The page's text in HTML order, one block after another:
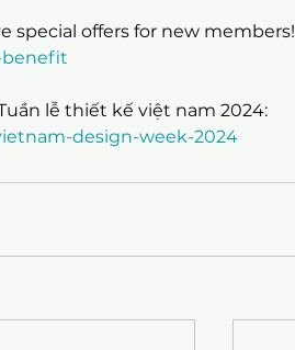
special offers for new members!
benefit
lễ thiết kế việt nam 2024:
design-week-2024